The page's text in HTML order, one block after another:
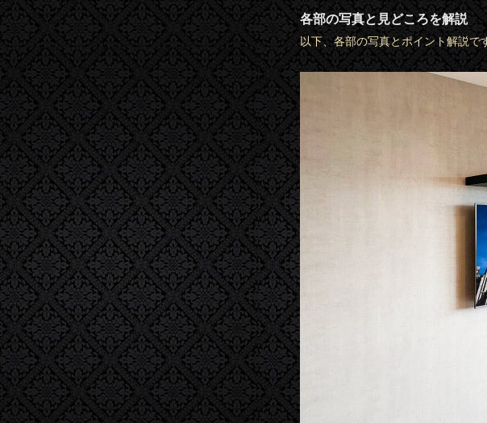
各部の写真と見どころを解説
以下、各部の写真とポイント解説で